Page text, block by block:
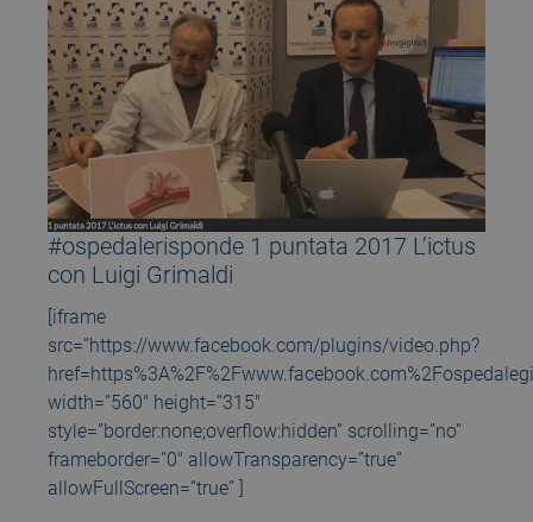
#ospedalerisponde 1 puntata 2017 L’ictus
con Luigi Grimaldi
[iframe
src=”https://www.facebook.com/plugins/video.php?
width=”560″ height=”315″
style=”border:none;overflow:hidden” scrolling=”no”
frameborder=”0″ allowTransparency=”true”
allowFullScreen=”true” ]